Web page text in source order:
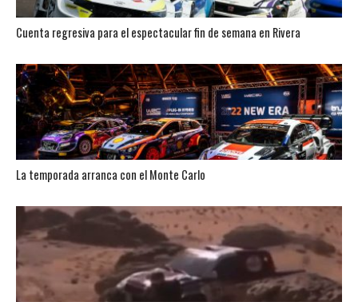
Cuenta regresiva para el espectacular fin de semana en Rivera
La temporada arranca con el Monte Carlo